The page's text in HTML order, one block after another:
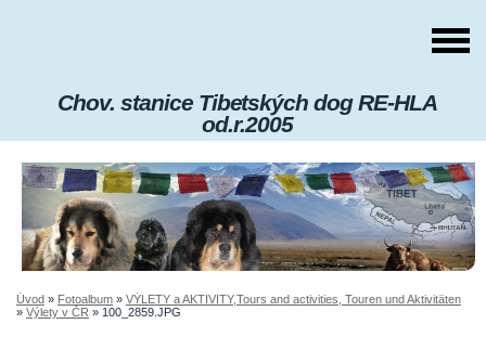
Chov. stanice Tibetských dog RE-HLA
od.r.2005
Úvod » Fotoalbum » VÝLETY a AKTIVITY,Tours and activities, Touren und Aktivitäten
» Výlety v ČR » 100_2859.JPG